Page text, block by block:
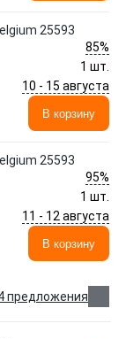
25593
85%
1 шт.
10 - 15 августа
В корзину
25593
95%
1 шт.
11 - 12 августа
В корзину
предложения